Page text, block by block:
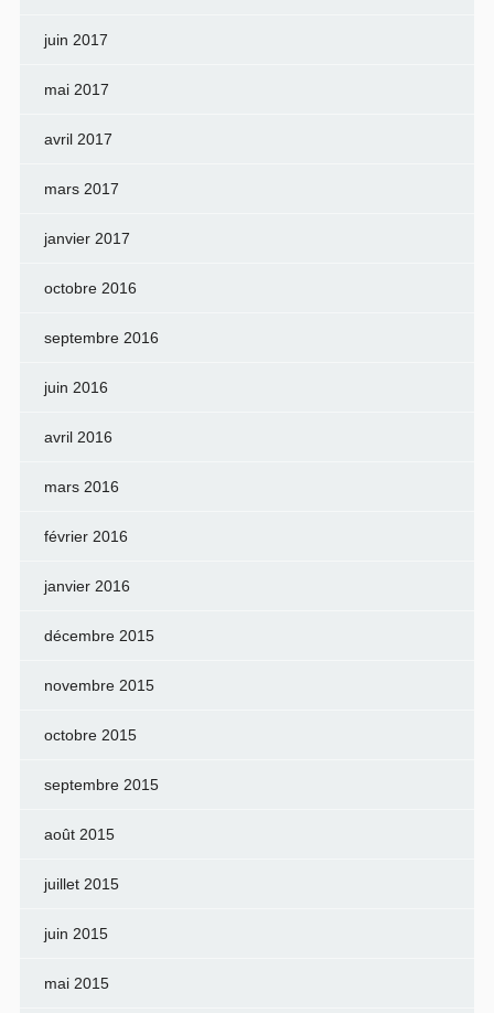
juin 2017
mai 2017
avril 2017
mars 2017
janvier 2017
octobre 2016
septembre 2016
juin 2016
avril 2016
mars 2016
février 2016
janvier 2016
décembre 2015
novembre 2015
octobre 2015
septembre 2015
août 2015
juillet 2015
juin 2015
mai 2015